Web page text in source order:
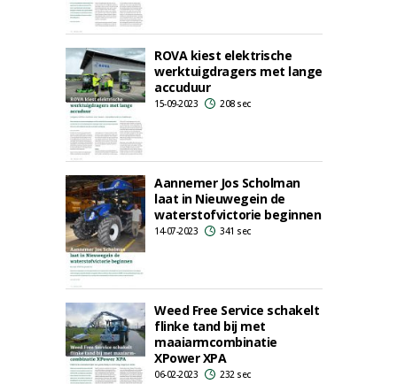
ROVA kiest elektrische
werktuigdragers met lange
accuduur
15-09-2023 208 sec
Aannemer Jos Scholman
laat in Nieuwegein de
waterstofvictorie beginnen
14-07-2023 341 sec
Weed Free Service schakelt
flinke tand bij met
maaiarmcombinatie
XPower XPA
06-02-2023 232 sec